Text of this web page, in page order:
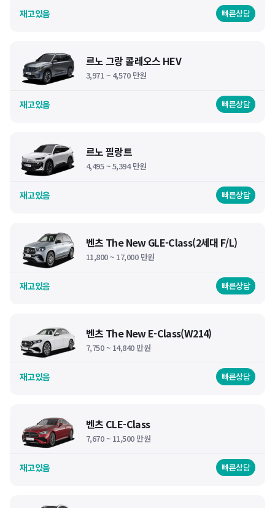
재고있음 빠른상담
르노 그랑 콜레오스 HEV
3,971 ~ 4,570 만원
재고있음 빠른상담
르노 필랑트
4,495 ~ 5,394 만원
재고있음 빠른상담
벤츠 The New GLE-Class(2세대 F/L)
11,800 ~ 17,000 만원
재고있음 빠른상담
벤츠 The New E-Class(W214)
7,750 ~ 14,840 만원
재고있음 빠른상담
벤츠 CLE-Class
7,670 ~ 11,500 만원
재고있음 빠른상담